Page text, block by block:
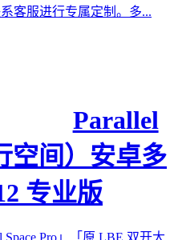
客服进行专属定制。多...
Parallel
空间）安卓多
专业版
Pro」「原 LBE 双开大